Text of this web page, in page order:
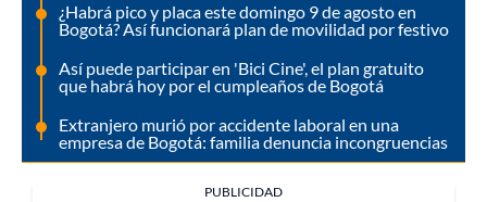
¿Habrá pico y placa este domingo 9 de agosto en
Bogotá? Así funcionará plan de movilidad por festivo
Así puede participar en 'Bici Cine', el plan gratuito
que habrá hoy por el cumpleaños de Bogotá
Extranjero murió por accidente laboral en una
empresa de Bogotá: familia denuncia incongruencias
PUBLICIDAD